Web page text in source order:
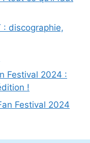
: discographie,
Festival 2024 :
!
Festival 2024